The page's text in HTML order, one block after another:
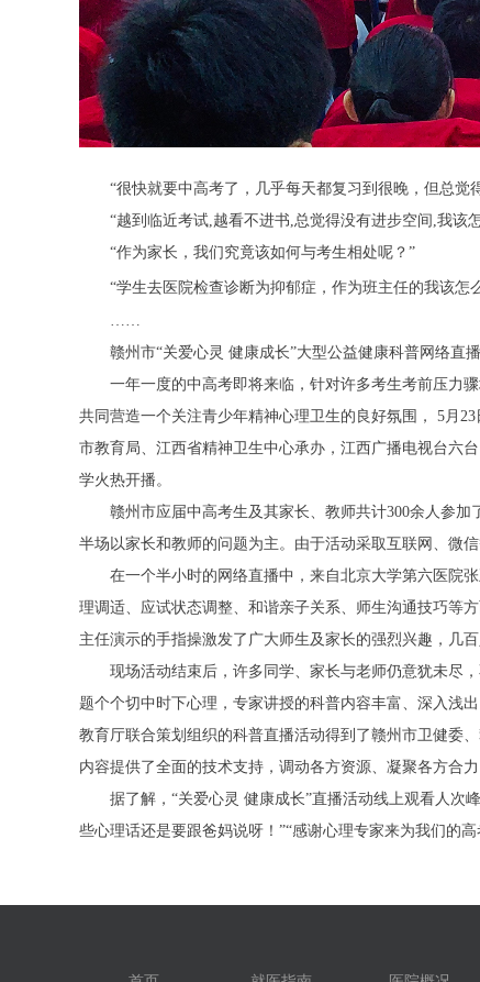
“很快就要中高考了，几乎每天都复习到很晚，但总觉
“越到临近考试,越看不进书,总觉得没有进步空间,我该
“作为家长，我们究竟该如何与考生相处呢？”
“学生去医院检查诊断为抑郁症，作为班主任的我该怎
赣州市“关爱心灵 健康成长”大型公益健康科普网络直
一年一度的中高考即将来临，针对许多考生考前压力
共同营造一个关注青少年精神心理卫生的良好氛围， 5月
市教育局、江西省精神卫生中心承办，江西广播电视台六
学火热开播。
赣州市应届中高考生及其家长、教师共计300余人参
半场以家长和教师的问题为主。由于活动采取互联网、微
在一个半小时的网络直播中，来自北京大学第六医院
理调适、应试状态调整、和谐亲子关系、师生沟通技巧等
主任演示的手指操激发了广大师生及家长的强烈兴趣，几
现场活动结束后，许多同学、家长与老师仍意犹未尽
题个个切中时下心理，专家讲授的科普内容丰富、深入浅
教育厅联合策划组织的科普直播活动得到了赣州市卫健委
内容提供了全面的技术支持，调动各方资源、凝聚各方合
据了解，“关爱心灵 健康成长”直播活动线上观看人次
些心理话还是要跟爸妈说呀！”“感谢心理专家来为我们的高